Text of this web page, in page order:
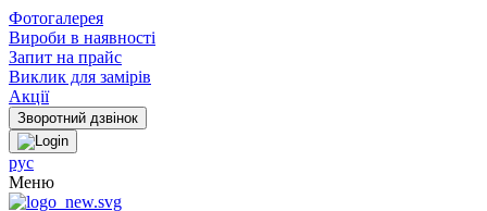
Фотогалерея
Вироби в наявності
Запит на прайс
Виклик для замірів
Акції
рус
Меню